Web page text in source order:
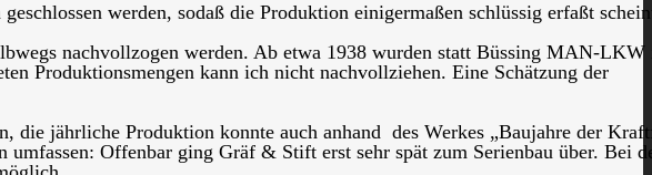
werden, sodaß die Produktion einigermaßen schlüssig erfaßt
nachvollzogen werden. Ab etwa 1938 wurden statt Büssing MAN-
Produktionsmengen kann ich nicht nachvollziehen. Eine Schätzung der
jährliche Produktion konnte auch anhand des Werkes „Baujahre der
Offenbar ging Gräf & Stift erst sehr spät zum Serienbau über. Bei